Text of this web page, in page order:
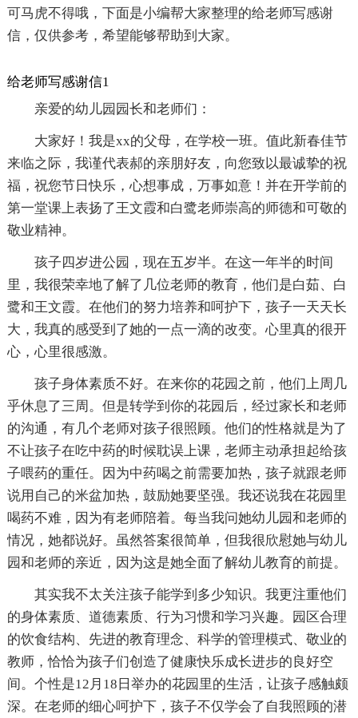
可马虎不得哦，下面是小编帮大家整理的给老师写感谢
信，仅供参考，希望能够帮助到大家。
给老师写感谢信1
亲爱的幼儿园园长和老师们：
大家好！我是xx的父母，在学校一班。值此新春佳节
来临之际，我谨代表郝的亲朋好友，向您致以最诚挚的祝
福，祝您节日快乐，心想事成，万事如意！并在开学前的
第一堂课上表扬了王文霞和白鹭老师崇高的师德和可敬的
敬业精神。
孩子四岁进公园，现在五岁半。在这一年半的时间
里，我很荣幸地了解了几位老师的教育，他们是白茹、白
鹭和王文霞。在他们的努力培养和呵护下，孩子一天天长
大，我真的感受到了她的一点一滴的改变。心里真的很开
心，心里很感激。
孩子身体素质不好。在来你的花园之前，他们上周几
乎休息了三周。但是转学到你的花园后，经过家长和老师
的沟通，有几个老师对孩子很照顾。他们的性格就是为了
不让孩子在吃中药的时候耽误上课，老师主动承担起给孩
子喂药的重任。因为中药喝之前需要加热，孩子就跟老师
说用自己的米盆加热，鼓励她要坚强。我还说我在花园里
喝药不难，因为有老师陪着。每当我问她幼儿园和老师的
情况，她都说好。虽然答案很简单，但我很欣慰她与幼儿
园和老师的亲近，因为这是她全面了解幼儿教育的前提。
其实我不太关注孩子能学到多少知识。我更注重他们
的身体素质、道德素质、行为习惯和学习兴趣。园区合理
的饮食结构、先进的教育理念、科学的管理模式、敬业的
教师，恰恰为孩子们创造了健康快乐成长进步的良好空
间。个性是12月18日举办的花园里的生活，让孩子感触颇
深。在老师的细心呵护下，孩子不仅学会了自我照顾的潜